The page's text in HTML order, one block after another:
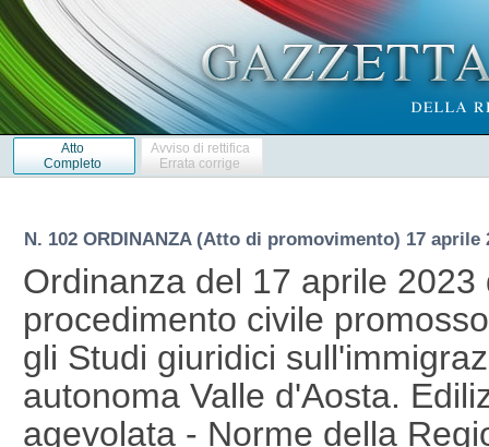
Atto
Completo
Avviso di rettifica
Errata corrige
N. 102 ORDINANZA (Atto di promovimento) 17 aprile
Ordinanza del 17 aprile
procedimento civile
gli Studi giuridici
autonoma Valle d'Aosta.
agevolata - Norme della